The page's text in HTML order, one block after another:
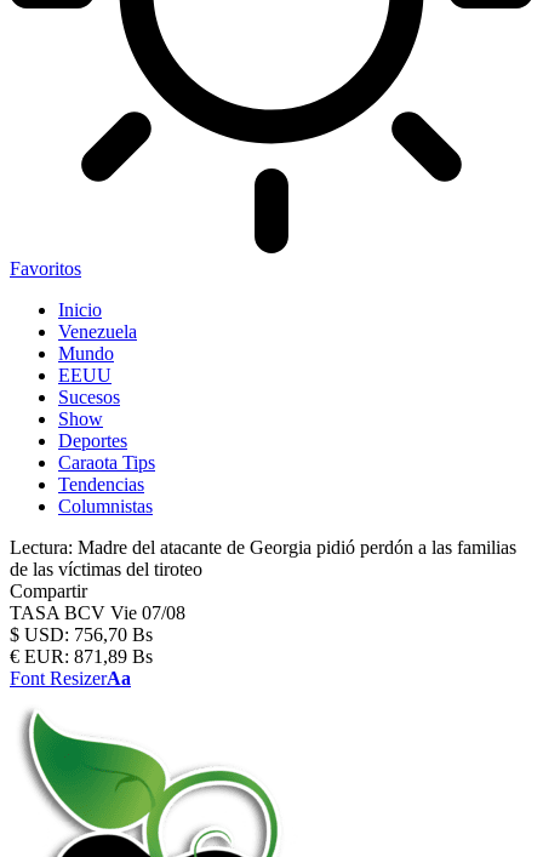
Favoritos
Inicio
Venezuela
Mundo
EEUU
Sucesos
Show
Deportes
Caraota Tips
Tendencias
Columnistas
Lectura: Madre del atacante de Georgia pidió perdón a las familias
de las víctimas del tiroteo
Compartir
TASA BCV Vie 07/08
$ USD: 756,70 Bs
€ EUR: 871,89 Bs
Font ResizerAa